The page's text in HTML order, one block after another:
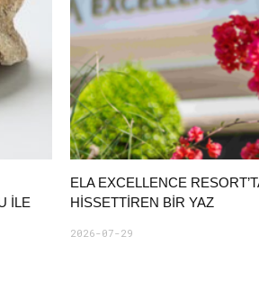
ILE
ELA EXCELLENCE
HISSETTIREN BIR YAZ
2026-07-29